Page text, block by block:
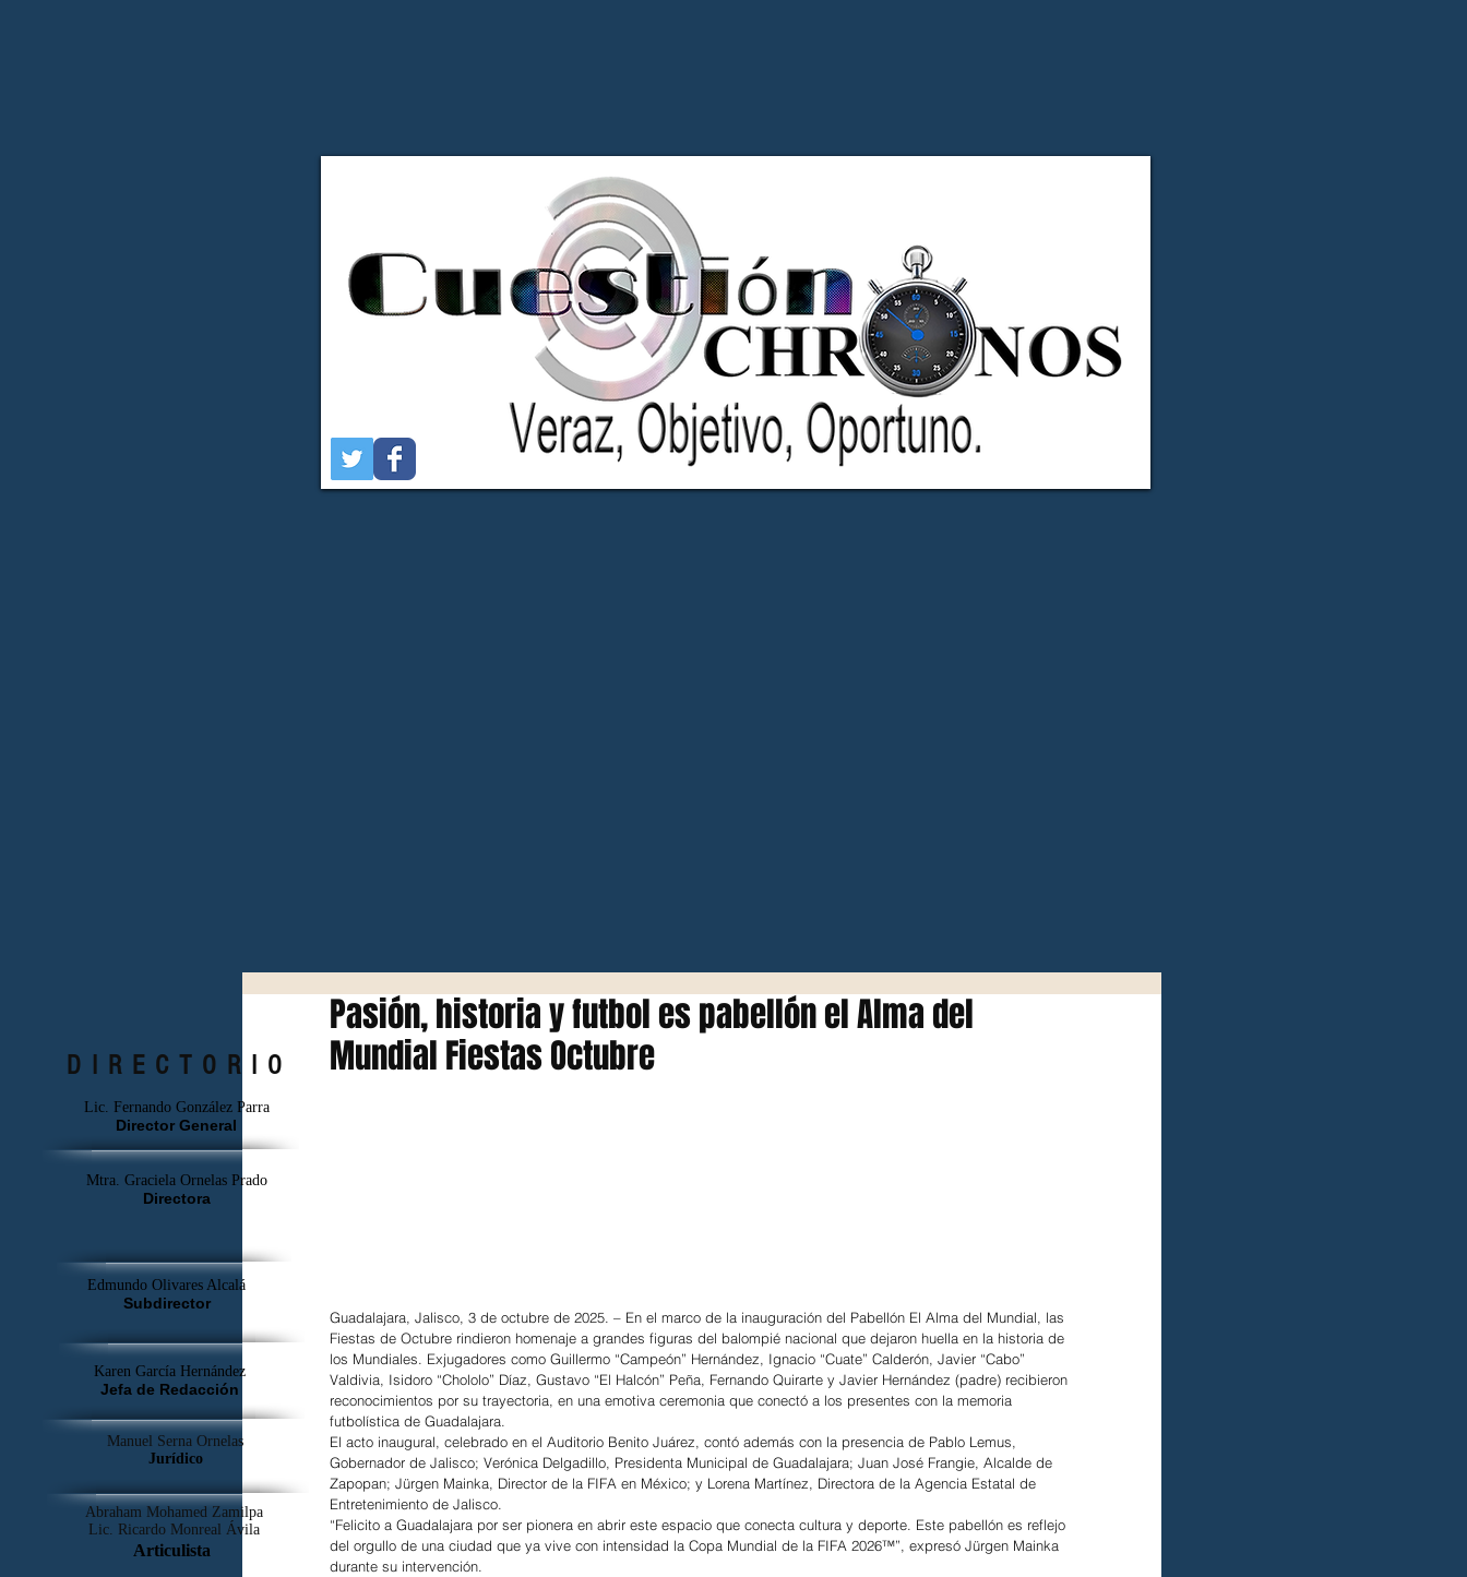
Pasión, historia y futbol es pabellón el Alma del
Mundial Fiestas Octubre
Guadalajara, Jalisco, 3 de octubre de 2025. – En el marco de la inauguración del Pabellón El Alma del Mundial, las
Fiestas de Octubre rindieron homenaje a grandes figuras del balompié nacional que dejaron huella en la historia de
los Mundiales. Exjugadores como Guillermo “Campeón” Hernández, Ignacio “Cuate” Calderón, Javier “Cabo”
Valdivia, Isidoro “Chololo” Díaz, Gustavo “El Halcón” Peña, Fernando Quirarte y Javier Hernández (padre) recibieron
reconocimientos por su trayectoria, en una emotiva ceremonia que conectó a los presentes con la memoria
futbolística de Guadalajara.
El acto inaugural, celebrado en el Auditorio Benito Juárez, contó además con la presencia de Pablo Lemus,
Gobernador de Jalisco; Verónica Delgadillo, Presidenta Municipal de Guadalajara; Juan José Frangie, Alcalde de
Zapopan; Jürgen Mainka, Director de la FIFA en México; y Lorena Martínez, Directora de la Agencia Estatal de
Entretenimiento de Jalisco.
“Felicito a Guadalajara por ser pionera en abrir este espacio que conecta cultura y deporte. Este pabellón es reflejo
del orgullo de una ciudad que ya vive con intensidad la Copa Mundial de la FIFA 2026™”, expresó Jürgen Mainka
durante su intervención.
DIRECTORIO
Lic. Fernando González Parra
Director General
Mtra. Graciela Ornelas Prado
Directora
Edmundo Olivares Alcalá
Subdirector
Karen García Hernández
Jefa de Redacción
Manuel Serna Ornelas
Jurídico
Abraham Mohamed Zamilpa
Lic. Ricardo Monreal Ávila
Articulista